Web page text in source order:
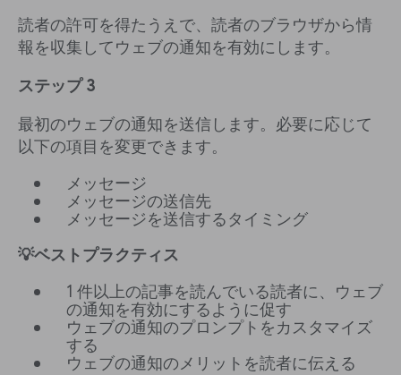
読者の許可を得たうえで、読者のブラウザから情
報を収集してウェブの通知を有効にします。
ステップ 3
最初のウェブの通知を送信します。必要に応じて
以下の項目を変更できます。
メッセージ
メッセージの送信先
メッセージを送信するタイミング
💡ベストプラクティス
1 件以上の記事を読んでいる読者に、ウェブ
の通知を有効にするように促す
ウェブの通知のプロンプトをカスタマイズ
する
ウェブの通知のメリットを読者に伝える